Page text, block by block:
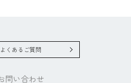
よくあるご質問
問い合わせ